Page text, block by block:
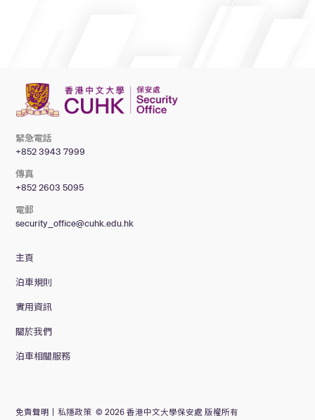
緊急電話
+852 3943 7999
傳真
+852 2603 5095
電郵
security_office@cuhk.edu.hk
主頁
泊車規則
實用資訊
關於我們
泊車相關服務
免責聲明 私隱政策 © 2026 香港中文大學保安處 版權所有